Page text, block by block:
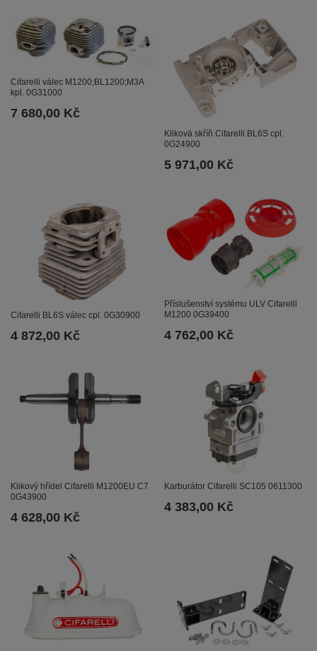
Cifarelli válec M1200;BL1200;M3A
kpl. 0G31000
7 680,00 Kč
Kliková skříň Cifarelli BL6S cpl.
0G24900
5 971,00 Kč
Cifarelli BL6S válec cpl. 0G30900
4 872,00 Kč
Příslušenství systému ULV Cifarelli
M1200 0G39400
4 762,00 Kč
Klikový hřídel Cifarelli M1200EU C7
0G43900
4 628,00 Kč
Karburátor Cifarelli SC105 0611300
4 383,00 Kč